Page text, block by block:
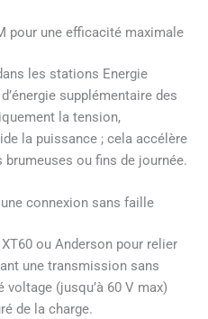
pour une efficacité maximale
les stations Energie
supplémentaire des
la tension,
la puissance ; cela accélère
brumeuses ou fins de journée.
connexion sans faille
ou Anderson pour relier
une transmission sans
(jusqu’à 60 V max)
de la charge.